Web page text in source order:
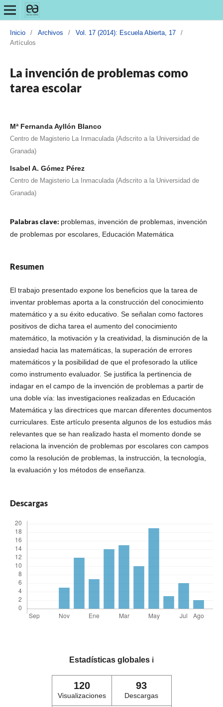
Inicio / Archivos / Vol. 17 (2014): Escuela Abierta, 17
/
Artículos
La invención de problemas como
tarea escolar
Mª Fernanda Ayllón Blanco
Centro de Magisterio La Inmaculada (Adscrito a la Universidad de
Granada)
Isabel A. Gómez Pérez
Centro de Magisterio La Inmaculada (Adscrito a la Universidad de
Granada)
Palabras clave: problemas, invención de problemas, invención
de problemas por escolares, Educación Matemática
Resumen
El trabajo presentado expone los beneficios que la tarea de
inventar problemas aporta a la construcción del conocimiento
matemático y a su éxito educativo. Se señalan como factores
positivos de dicha tarea el aumento del conocimiento
matemático, la motivación y la creatividad, la disminución de la
ansiedad hacia las matemáticas, la superación de errores
matemáticos y la posibilidad de que el profesorado la utilice
como instrumento evaluador. Se justifica la pertinencia de
indagar en el campo de la invención de problemas a partir de
una doble vía: las investigaciones realizadas en Educación
Matemática y las directrices que marcan diferentes documentos
curriculares. Este artículo presenta algunos de los estudios más
relevantes que se han realizado hasta el momento donde se
relaciona la invención de problemas por escolares con campos
como la resolución de problemas, la instrucción, la tecnología,
la evaluación y los métodos de enseñanza.
Descargas
Estadísticas globales ℹ️
120
Visualizaciones
93
Descargas